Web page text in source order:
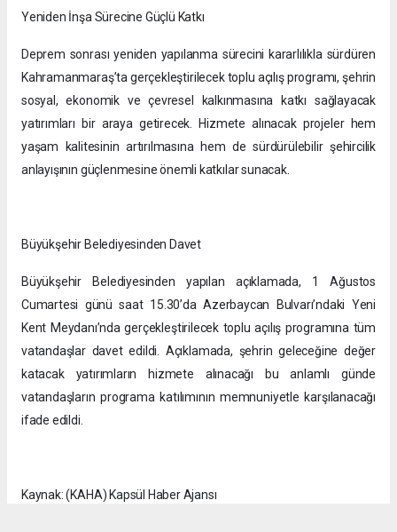
Yeniden İnşa Sürecine Güçlü Katkı
Deprem sonrası yeniden yapılanma sürecini kararlılıkla sürdüren
Kahramanmaraş’ta gerçekleştirilecek toplu açılış programı, şehrin
sosyal, ekonomik ve çevresel kalkınmasına katkı sağlayacak
yatırımları bir araya getirecek. Hizmete alınacak projeler hem
yaşam kalitesinin artırılmasına hem de sürdürülebilir şehircilik
anlayışının güçlenmesine önemli katkılar sunacak.
Büyükşehir Belediyesinden Davet
Büyükşehir Belediyesinden yapılan açıklamada, 1 Ağustos
Cumartesi günü saat 15.30’da Azerbaycan Bulvarı’ndaki Yeni
Kent Meydanı’nda gerçekleştirilecek toplu açılış programına tüm
vatandaşlar davet edildi. Açıklamada, şehrin geleceğine değer
katacak yatırımların hizmete alınacağı bu anlamlı günde
vatandaşların programa katılımının memnuniyetle karşılanacağı
ifade edildi.
Kaynak: (KAHA) Kapsül Haber Ajansı